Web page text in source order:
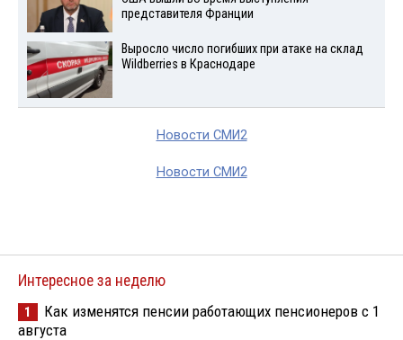
представителя Франции
Выросло число погибших при атаке на склад
Wildberries в Краснодаре
Новости СМИ2
Новости СМИ2
Интересное за неделю
1
Как изменятся пенсии работающих пенсионеров с 1
августа